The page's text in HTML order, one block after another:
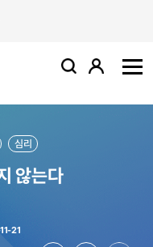
검색 로그인
심리
않는다
21